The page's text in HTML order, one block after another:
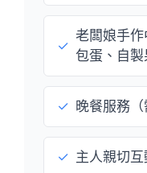
✓
老闆娘手
包蛋、自製
✓ 晚餐服務（
✓ 主人親切